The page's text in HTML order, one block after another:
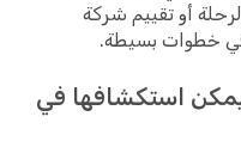
أو تقييم شركة
خطوات بسيطة.
يمكن استكشافها في